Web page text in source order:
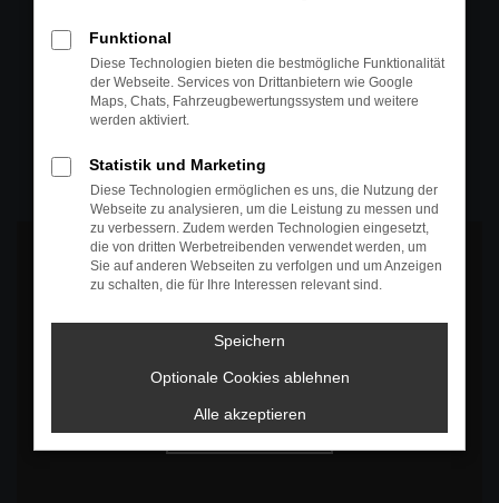
Telefon
+49 4295 557
Öffnungszeiten
MO-DO: 07:30 bis 18:00 Uhr
FR: 07:30 bis 17:30 Uhr
Es wird versucht, Inhalte vonwww.google.comzu laden. Dabei
können Daten an Dritte weitergegeben werden. Wenn Sie damit
Bestätigen
Funktional
Diese Technologien bieten die bestmögliche Funktionalität
der Webseite. Services von Drittanbietern wie Google
Maps, Chats, Fahrzeugbewertungssystem und weitere
werden aktiviert.
Statistik und Marketing
Diese Technologien ermöglichen es uns, die Nutzung der
Webseite zu analysieren, um die Leistung zu messen und
zu verbessern. Zudem werden Technologien eingesetzt,
die von dritten Werbetreibenden verwendet werden, um
Sie auf anderen Webseiten zu verfolgen und um Anzeigen
zu schalten, die für Ihre Interessen relevant sind.
Speichern
Optionale Cookies ablehnen
Alle akzeptieren